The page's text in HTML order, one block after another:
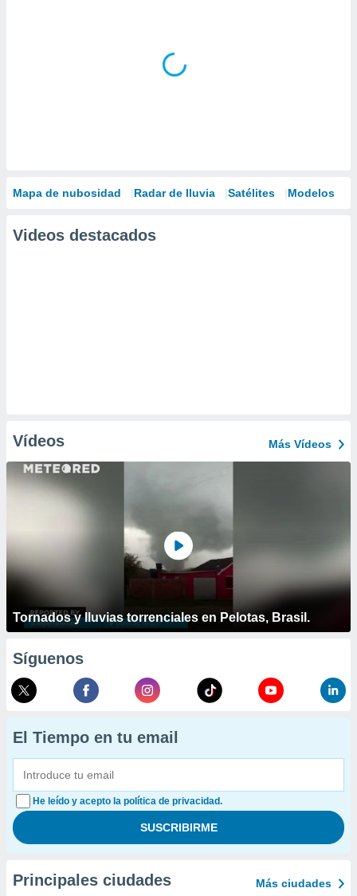
Mapa de nubosidad Radar de lluvia Satélites Modelos
Videos destacados
Vídeos Más Vídeos
Tornados y lluvias torrenciales en Pelotas, Brasil.
Síguenos
El Tiempo en tu email
He leído y acepto la política de privacidad.
Principales ciudades Más ciudades